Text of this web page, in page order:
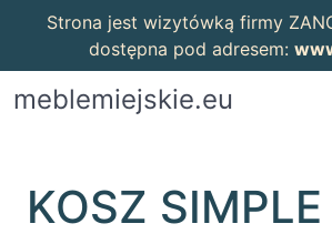
Strona jest wizytówką firmy
dostępna pod adresem:
meblemiejskie.eu
KOSZ SIMPLE